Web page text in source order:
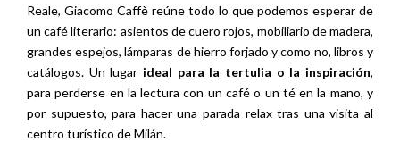
Reale, Giacomo Caffè reúne todo lo que podemos esperar de
un café literario: asientos de cuero rojos, mobiliario de madera,
grandes espejos, lámparas de hierro forjado y como no, libros y
catálogos. Un lugar ideal para la tertulia o la inspiración,
para perderse en la lectura con un café o un té en la mano, y
por supuesto, para hacer una parada relax tras una visita al
centro turístico de Milán.